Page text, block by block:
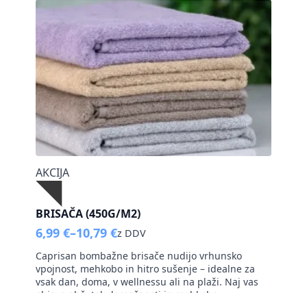
Caprisan bombažne brisače nudijo vrhunsko
vpojnost, mehkobo in hitro sušenje – idealne za
vsak dan, doma, v wellnessu ali na plaži. Naj vas
AKCIJA
BRISAČA (450G/M2)
6,99 €–10,79 €
Cenovni
razpon:
od
6,99 €
z DDV